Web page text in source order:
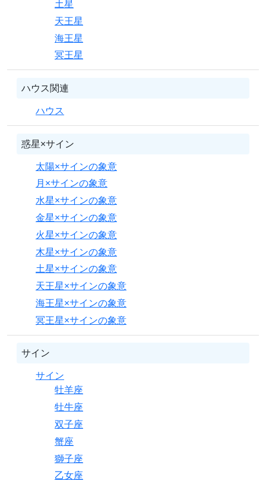
土星
天王星
海王星
冥王星
ハウス関連
ハウス
惑星×サイン
太陽×サインの象意
月×サインの象意
水星×サインの象意
金星×サインの象意
火星×サインの象意
木星×サインの象意
土星×サインの象意
天王星×サインの象意
海王星×サインの象意
冥王星×サインの象意
サイン
サイン
牡羊座
牡牛座
双子座
蟹座
獅子座
乙女座